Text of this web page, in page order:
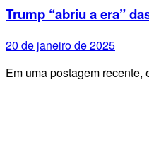
Trump “abriu a era”
20 de janeiro de 2025
Em uma postagem